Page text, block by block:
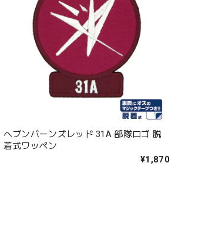
ヘブンバーンズレッド 31A 部隊ロゴ 脱
着式ワッペン
¥1,870